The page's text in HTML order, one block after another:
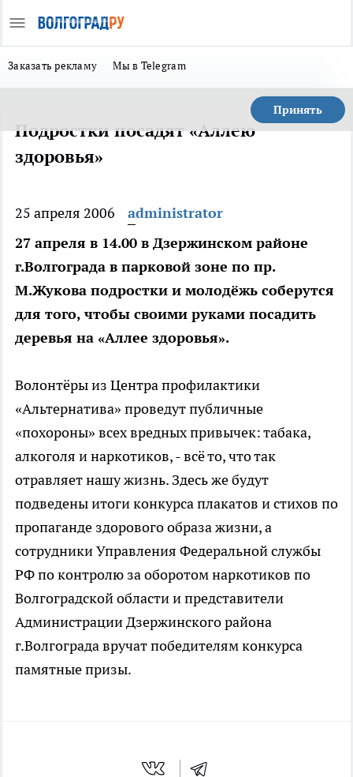
Заказать рекламу Мы в Telegram
Принять
Подростки посадят «Аллею
здоровья»
25 апреля 2006
administrator
27 апреля в 14.00 в Дзержинском районе
г.Волгограда в парковой зоне по пр.
М.Жукова подростки и молодёжь соберутся
для того, чтобы своими руками посадить
деревья на «Аллее здоровья».
Волонтёры из Центра профилактики
«Альтернатива» проведут публичные
«похороны» всех вредных привычек: табака,
алкоголя и наркотиков, - всё то, что так
отравляет нашу жизнь. Здесь же будут
подведены итоги конкурса плакатов и стихов по
пропаганде здорового образа жизни, а
сотрудники Управления Федеральной службы
РФ по контролю за оборотом наркотиков по
Волгоградской области и представители
Администрации Дзержинского района
г.Волгограда вручат победителям конкурса
памятные призы.